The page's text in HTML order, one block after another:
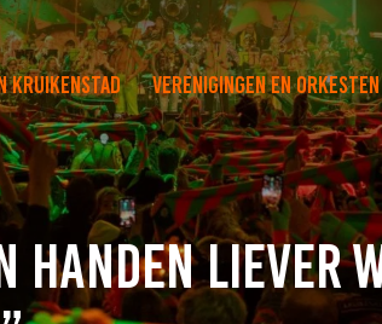
Kruikenstad Verenigingen en orkesten
handen liever